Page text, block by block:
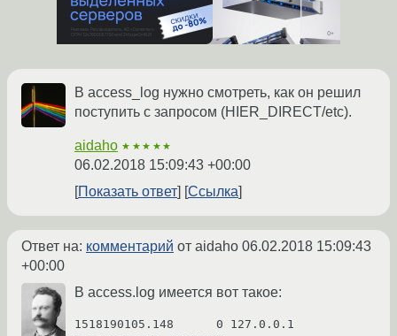
В access_log нужно смотреть, как он решил
поступить с запросом (HIER_DIRECT/etc).
aidaho ★★★★★
06.02.2018 15:09:43 +00:00
Показать ответ
Ссылка
Ответ на: комментарий от aidaho 06.02.2018 15:09:43
+00:00
В access.log имеется вот такое:
1518190105.148      0 127.0.0.1